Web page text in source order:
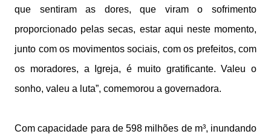
que sentiram as dores, que viram o sofrimento
proporcionado pelas secas, estar aqui neste momento,
junto com os movimentos sociais, com os prefeitos, com
os moradores, a Igreja, é muito gratificante. Valeu o
sonho, valeu a luta”, comemorou a governadora.
Com capacidade para de 598 milhões de m³, inundando